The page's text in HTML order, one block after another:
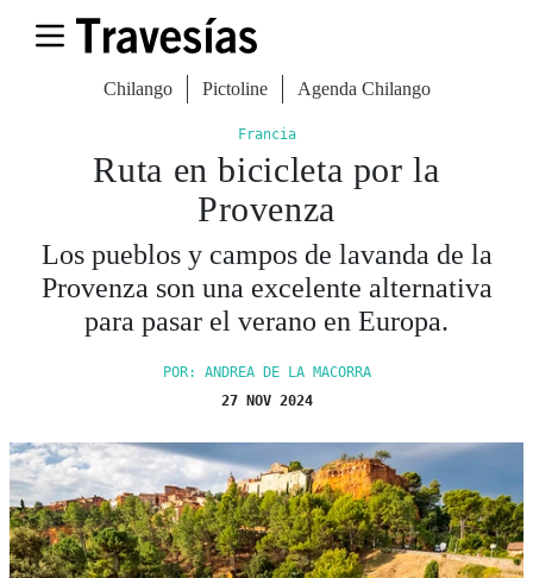
Chilango Pictoline Agenda Chilango
Francia
Ruta en bicicleta por la
Provenza
Los pueblos y campos de lavanda de la
Provenza son una excelente alternativa
para pasar el verano en Europa.
POR: ANDREA DE LA MACORRA
27 NOV 2024